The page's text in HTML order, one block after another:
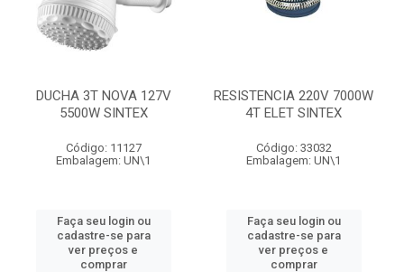
DUCHA 3T NOVA 127V
5500W SINTEX
Código: 11127
Embalagem: UN\1
Faça seu login ou
cadastre-se para
ver preços e
comprar
RESISTENCIA 220V 7000W
4T ELET SINTEX
Código: 33032
Embalagem: UN\1
Faça seu login ou
cadastre-se para
ver preços e
comprar